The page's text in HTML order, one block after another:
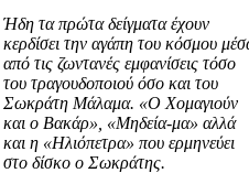
Ήδη τα πρώτα δείγματα έχουν
κερδίσει την αγάπη του κόσμου
από τις ζωντανές εμφανίσεις τόσο
του τραγουδοποιού όσο και του
Σωκράτη Μάλαμα. «Ο Χομαγιούν
και ο Βακάρ», «Μηδεία-μα» αλλά
και η «Ηλιόπετρα» που ερμηνεύει
στο δίσκο ο Σωκράτης.